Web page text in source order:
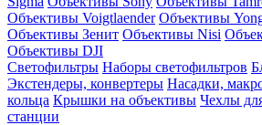
Объективы Voigtlaender Объективы
Объективы Зенит Объективы Nisi
Объективы DJI
Светофильтры Наборы светофильтров
Экстендеры, конвертеры Насадки,
кольца Крышки на объективы Чехлы
станции